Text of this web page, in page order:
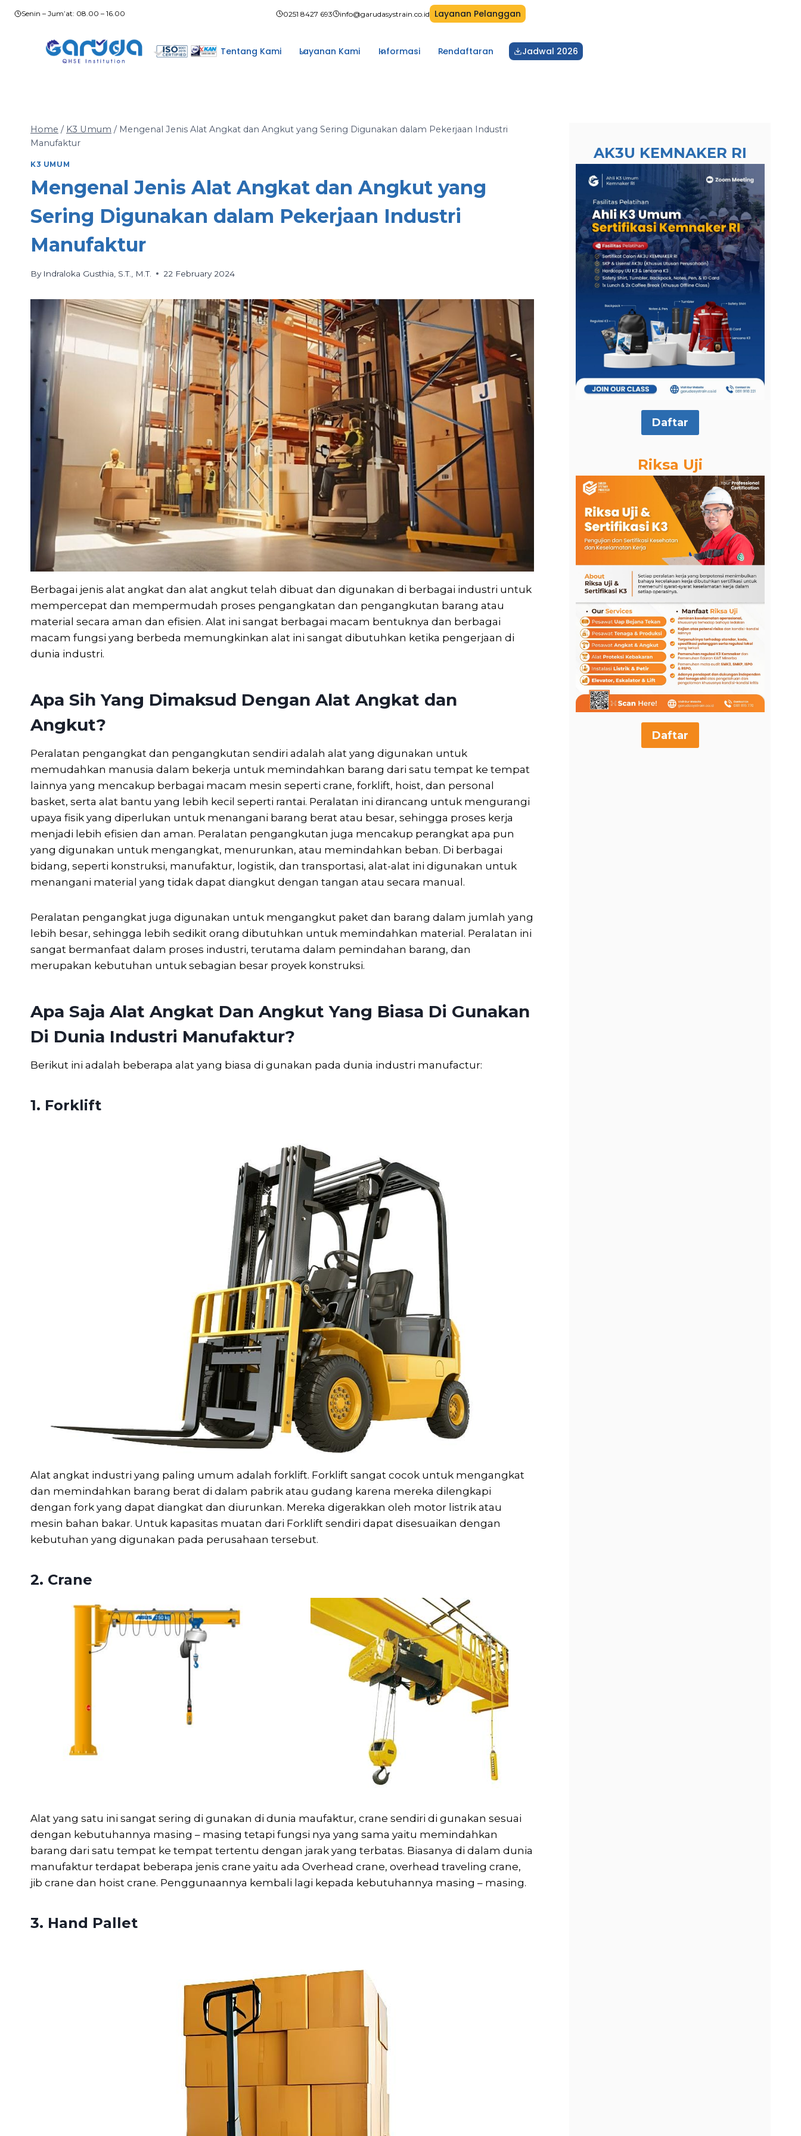
Skip
Senin – Jum’at: 08.00 – 16.00 0251 8427 693 info@garudasystrain.co.id Layanan Pelanggan
Tentang Kami Layanan Kami Informasi Pendaftaran Jadwal 2026
Home / K3 Umum / Mengenal Jenis Alat Angkat dan Angkut yang Sering Digunakan dalam Pekerjaan Industri
Manufaktur
K3 UMUM
Mengenal Jenis Alat Angkat dan Angkut yang
Sering Digunakan dalam Pekerjaan Industri
Manufaktur
By Indraloka Gusthia, S.T., M.T. 22 February 2024
Berbagai jenis alat angkat dan alat angkut telah dibuat dan digunakan di berbagai industri untuk
mempercepat dan mempermudah proses pengangkatan dan pengangkutan barang atau
material secara aman dan efisien. Alat ini sangat berbagai macam bentuknya dan berbagai
macam fungsi yang berbeda memungkinkan alat ini sangat dibutuhkan ketika pengerjaan di
dunia industri.
Apa Sih Yang Dimaksud Dengan Alat Angkat dan
Angkut?
Peralatan pengangkat dan pengangkutan sendiri adalah alat yang digunakan untuk
memudahkan manusia dalam bekerja untuk memindahkan barang dari satu tempat ke tempat
lainnya yang mencakup berbagai macam mesin seperti crane, forklift, hoist, dan personal
basket, serta alat bantu yang lebih kecil seperti rantai. Peralatan ini dirancang untuk mengurangi
upaya fisik yang diperlukan untuk menangani barang berat atau besar, sehingga proses kerja
menjadi lebih efisien dan aman. Peralatan pengangkutan juga mencakup perangkat apa pun
yang digunakan untuk mengangkat, menurunkan, atau memindahkan beban. Di berbagai
bidang, seperti konstruksi, manufaktur, logistik, dan transportasi, alat-alat ini digunakan untuk
menangani material yang tidak dapat diangkut dengan tangan atau secara manual.
Peralatan pengangkat juga digunakan untuk mengangkut paket dan barang dalam jumlah yang
lebih besar, sehingga lebih sedikit orang dibutuhkan untuk memindahkan material. Peralatan ini
sangat bermanfaat dalam proses industri, terutama dalam pemindahan barang, dan
merupakan kebutuhan untuk sebagian besar proyek konstruksi.
Apa Saja Alat Angkat Dan Angkut Yang Biasa Di Gunakan
Di Dunia Industri Manufaktur?
Berikut ini adalah beberapa alat yang biasa di gunakan pada dunia industri manufactur:
1. Forklift
Alat angkat industri yang paling umum adalah forklift. Forklift sangat cocok untuk mengangkat
dan memindahkan barang berat di dalam pabrik atau gudang karena mereka dilengkapi
dengan fork yang dapat diangkat dan diurunkan. Mereka digerakkan oleh motor listrik atau
mesin bahan bakar. Untuk kapasitas muatan dari Forklift sendiri dapat disesuaikan dengan
kebutuhan yang digunakan pada perusahaan tersebut.
2. Crane
Alat yang satu ini sangat sering di gunakan di dunia maufaktur, crane sendiri di gunakan sesuai
dengan kebutuhannya masing – masing tetapi fungsi nya yang sama yaitu memindahkan
barang dari satu tempat ke tempat tertentu dengan jarak yang terbatas. Biasanya di dalam dunia
manufaktur terdapat beberapa jenis crane yaitu ada Overhead crane, overhead traveling crane,
jib crane dan hoist crane. Penggunaannya kembali lagi kepada kebutuhannya masing – masing.
3. Hand Pallet
AK3U KEMNAKER RI
Daftar
Riksa Uji
Daftar